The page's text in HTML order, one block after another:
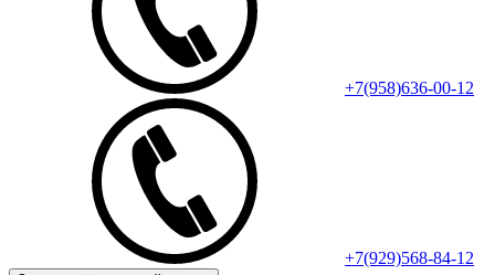
+7(958)636-00-12
+7(929)568-84-12